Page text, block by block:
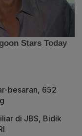
besaran, 652
di JBS, Bidik